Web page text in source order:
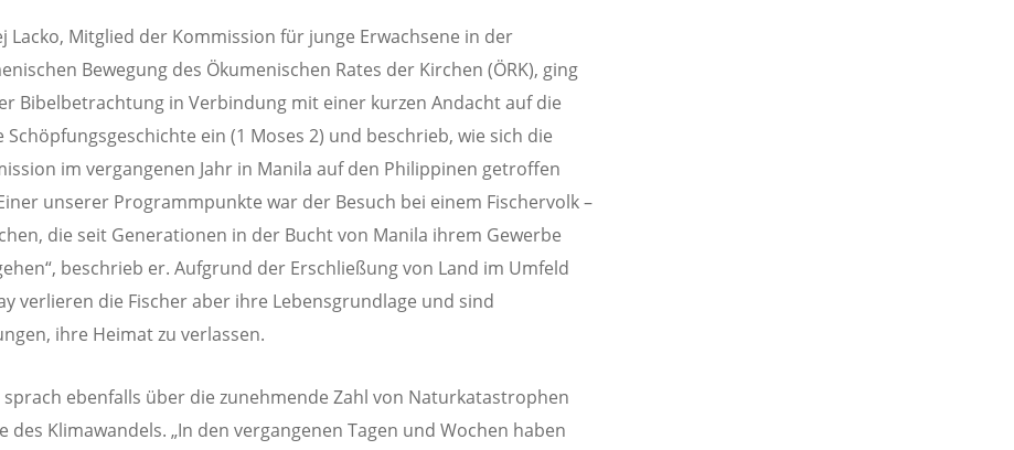
Lacko, Mitglied der Kommission für junge Erwachsene in der
Bewegung des Ökumenischen Rates der Kirchen (ÖRK), ging
Bibelbetrachtung in Verbindung mit einer kurzen Andacht auf die
Schöpfungsgeschichte ein (1 Moses 2) und beschrieb, wie sich die
im vergangenen Jahr in Manila auf den Philippinen getroffen
unserer Programmpunkte war der Besuch bei einem Fischervolk –
die seit Generationen in der Bucht von Manila ihrem Gewerbe
beschrieb er. Aufgrund der Erschließung von Land im Umfeld
verlieren die Fischer aber ihre Lebensgrundlage und sind
ihre Heimat zu verlassen.
sprach ebenfalls über die zunehmende Zahl von Naturkatastrophen
des Klimawandels. „In den vergangenen Tagen und Wochen haben